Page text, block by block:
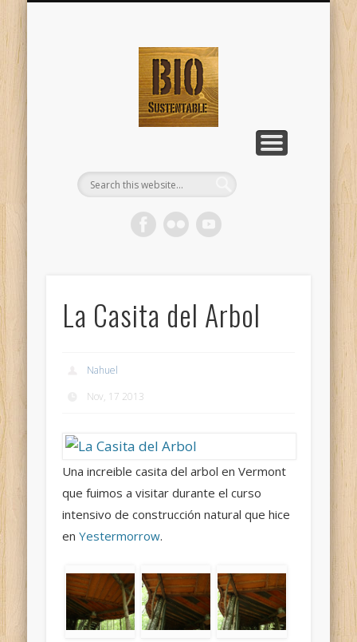
La Casita del Arbol
Nahuel
Nov, 17 2013
Una increible casita del arbol en Vermont
que fuimos a visitar durante el curso
intensivo de construcción natural que hice
enYestermorrow.